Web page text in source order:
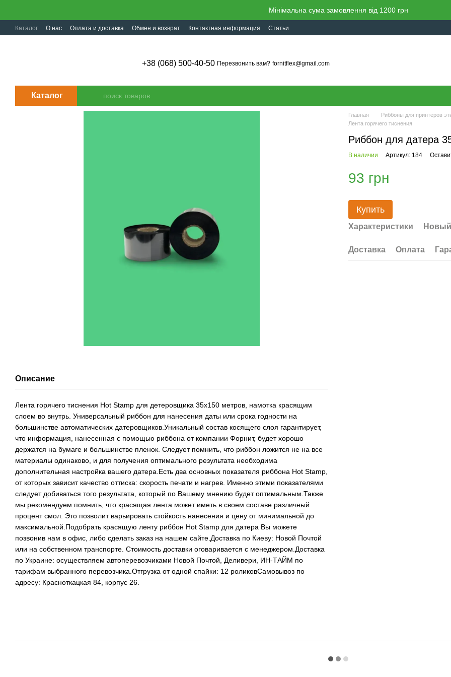
Мінімальна сума замовлення від 1200 грн
Каталог О нас Оплата и доставка Обмен и возврат Контактная информация Статьи
+38 (068) 500-40-50 Перезвонить вам? fornitflex@gmail.com
Каталог
Описание
Лента горячего тиснения Hot Stamp для детеровщика 35х150 метров, намотка красящим
слоем во внутрь. Универсальный риббон для нанесения даты или срока годности на
большинстве автоматических датеровщиков.Уникальный состав косящего слоя гарантирует,
что информация, нанесенная с помощью риббона от компании Форнит, будет хорошо
держатся на бумаге и большинстве пленок. Следует помнить, что риббон ложится не на все
материалы одинаково, и для получения оптимального результата необходима
дополнительная настройка вашего датера.Есть два основных показателя риббона Hot Stamp,
от которых зависит качество оттиска: скорость печати и нагрев. Именно этими показателями
следует добиваться того результата, который по Вашему мнению будет оптимальным.Также
мы рекомендуем помнить, что красящая лента может иметь в своем составе различный
процент смол. Это позволит варьировать стойкость нанесения и цену от минимальной до
максимальной.Подобрать красящую ленту риббон Hot Stamp для датера Вы можете
позвонив нам в офис, либо сделать заказ на нашем сайте.Доставка по Киеву: Новой Почтой
или на собственном транспорте. Стоимость доставки оговаривается с менеджером.Доставка
по Украине: осуществляем автоперевозчиками Новой Почтой, Деливери, ИН-ТАЙМ по
тарифам выбранного перевозчика.Отгрузка от одной спайки: 12 роликовСамовывоз по
адресу: Красноткацкая 84, корпус 26.
Главная
Риббоны для принтеров
Лента горячего тиснения
Риббон для датера
В наличии Артикул: 184
93 грн
Купить
Характеристики
Доставка Оплата